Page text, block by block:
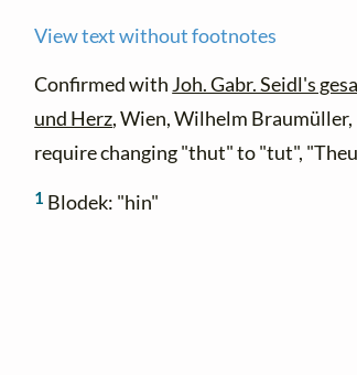
View text without footnotes
Confirmed withJoh. Gabr. Seidl's
und Herz, Wien, Wilhelm
require changing "thut" to "tut",
1 Blodek: "hin"